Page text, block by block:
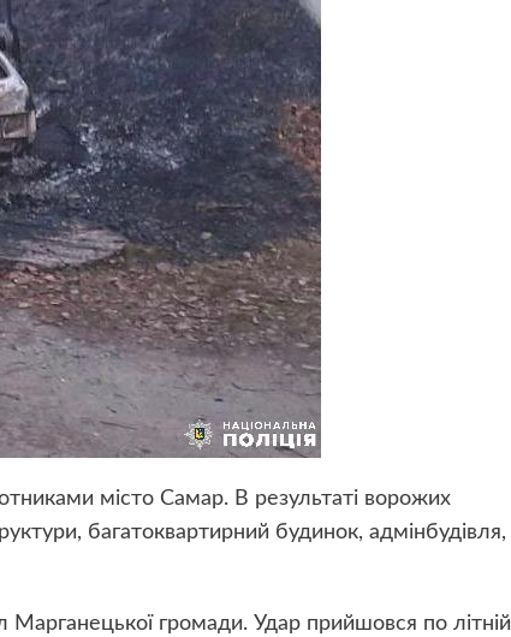
місто Самар. В результаті ворожих
багатоквартирний будинок, адмінбудівля,
громади. Удар прийшовся по літній